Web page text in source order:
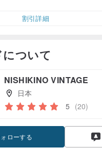
割引詳細
ついて
NISHIKINO VINTAGE
日本
5 (20)
ポン取得